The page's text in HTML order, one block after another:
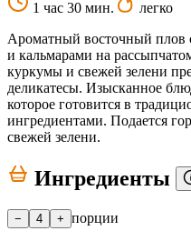
1 час 30 мин.
легко
Ароматный восточный
и кальмарами на
куркумы и свежей зелени
деликатесы. Изысканное
которое готовится в
ингредиентами. Подается
свежей зелени.
Ингредиенты
− 4 + порции